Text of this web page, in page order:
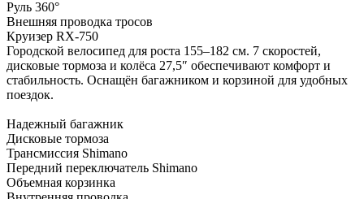
Руль 360°
Внешняя проводка тросов
Круизер RX-750
Городской велосипед для роста 155–182 см. 7 скоростей,
дисковые тормоза и колёса 27,5″ обеспечивают комфорт и
стабильность. Оснащён багажником и корзиной для удобных
поездок.
Надежный багажник
Дисковые тормоза
Трансмиссия Shimano
Передний переключатель Shimano
Объемная корзинка